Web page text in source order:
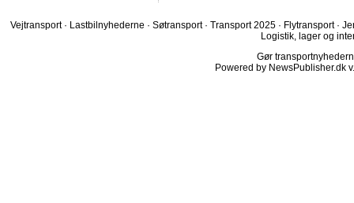
Vejtransport · Lastbilnyhederne · Søtransport · Transport 2025 · Flytransport ·
Logistik, lager og
Gør
Powered by NewsPublisher.dk